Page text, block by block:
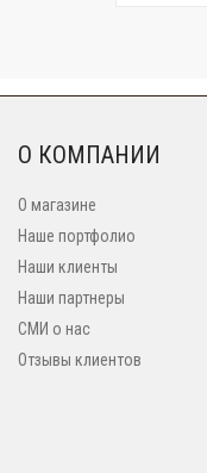
О КОМПАНИИ
О магазине
Наше портфолио
Наши клиенты
Наши партнеры
СМИ о нас
Отзывы клиентов